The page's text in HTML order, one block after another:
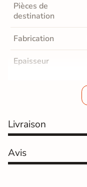
Pièces de
destination
Fabrication
Epaisseur
Finition
Surface
Livraison
Avis